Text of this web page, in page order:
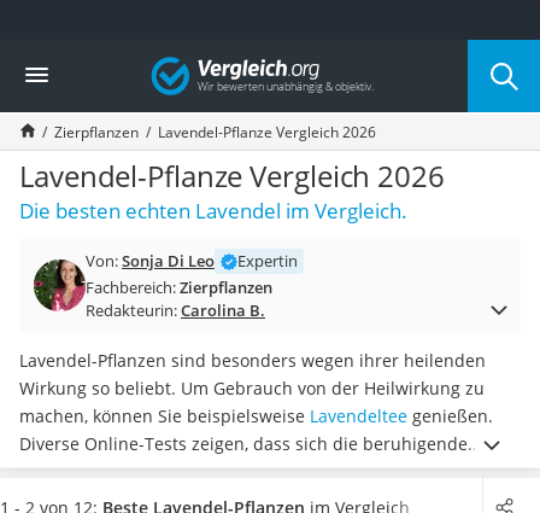
Die beliebtesten Vergleiche nach Kategorie
Baumarkt
Tresor feuerfest
Makita-Akku-Rasenmäher
Kappsäge
Smartes Türschloss
Akku-Rasentrimmer
Split-Klimaanlage 2 Innengeräte
Pelletofen
Tiefbrunnenpumpe
Fliesenschneider
Hochdruckreiniger
Doppelschleifer
Überwachungskamera
Benzinrasenmäher mit Elektrostart
Vergleich
Zierpflanzen Lavendel-Pflanze Vergleich 2026
Lavendel-Pflanze Vergleich 2026
Die besten echten Lavendel im Vergleich.
Von:Sonja Di Leo
Expertin
Fachbereich:Zierpflanzen
Redakteurin:Carolina B.
Lavendel-Pflanzen sind besonders wegen ihrer heilenden
Wirkung so beliebt. Um Gebrauch von der Heilwirkung zu
machen, können Sie beispielsweise Lavendeltee genießen.
Diverse Online-Tests zeigen, dass sich die beruhigende
Wirkung von Lavendel positiv auf den Körper auswirkt. Vor
allem bei Stress hilft Ihnen Lavendel beim Entspannen
1 - 2 von 12: Beste Lavendel-Pflanzen im Vergleich